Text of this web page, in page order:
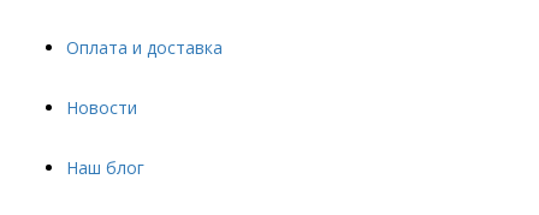
Оплата и доставка
Новости
Наш блог